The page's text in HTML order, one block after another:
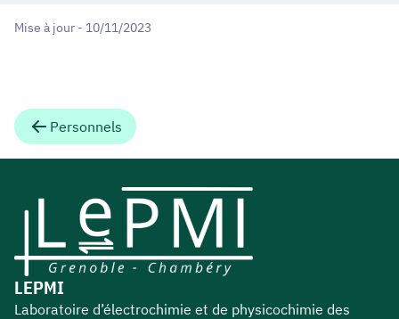
Mise à jour - 10/11/2023
Personnels
LEPMI
Laboratoire d’électrochimie et de physicochimie des